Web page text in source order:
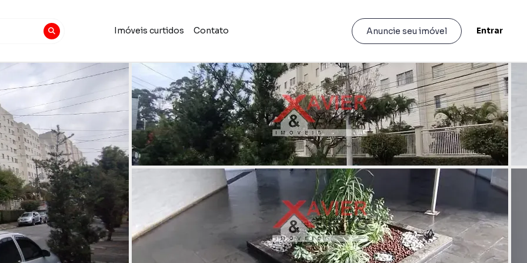
Imóveis curtidos Contato Anuncie seu imóvel Entrar